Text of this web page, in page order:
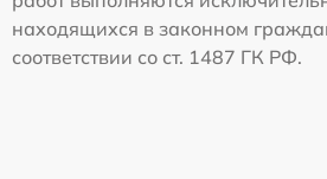
находящихся в законном
соответствии со ст. 1487 ГК РФ.